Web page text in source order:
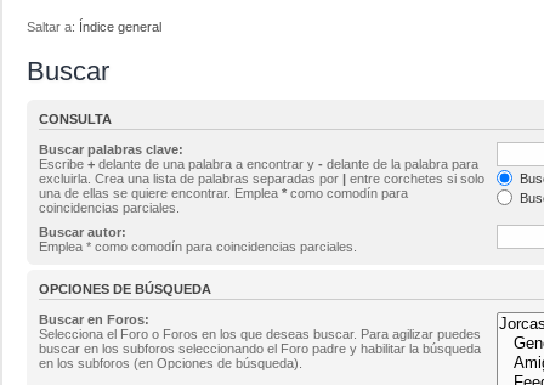
Saltar a: Índice general
Buscar
CONSULTA
Buscar palabras clave:
Escribe + delante de una palabra a encontrar y - delante de la palabra para
excluirla. Crea una lista de palabras separadas por | entre corchetes si solo
una de ellas se quiere encontrar. Emplea * como comodín para
coincidencias parciales.
Buscar autor:
Emplea * como comodín para coincidencias parciales.
OPCIONES DE BÚSQUEDA
Buscar en Foros:
Selecciona el Foro o Foros en los que deseas buscar. Para agilizar puedes
buscar en los subforos seleccionando el Foro padre y habilitar la búsqueda
en los subforos (en Opciones de búsqueda).